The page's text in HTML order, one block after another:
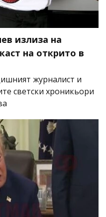
излиза на
на открито в
журналист и
светски хроникьори